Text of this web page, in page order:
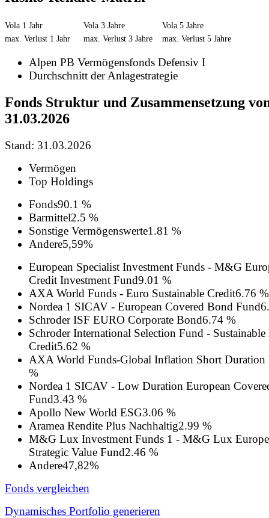
Vola 1 Jahr Vola 3 Jahre
Vola 5 Jahre
max. Verlust 1 Jahr
max. Verlust 3 Jahre max. Verlust 5 Jahre
Alpen PB Vermögensfonds Defensiv I
Durchschnitt der Anlagestrategie
Fonds Struktur und Zusammensetzung
31.03.2026
Stand: 31.03.2026
Vermögen
Top Holdings
Fonds90.1 %
Barmittel2.5 %
Sonstige Vermögenswerte1.81 %
Andere5,59%
European Specialist Investment Funds - M&G
Credit Investment Fund9.01 %
AXA World Funds - Euro Sustainable Credit6.76 %
Nordea 1 SICAV - European Covered Bond Fund
Schroder ISF EURO Corporate Bond6.74 %
Schroder International Selection Fund -
Credit5.62 %
AXA World Funds-Global Inflation Short Duration
%
Nordea 1 SICAV - Low Duration European
Fund3.43 %
Apollo New World ESG3.06 %
Aramea Rendite Plus Nachhaltig2.99 %
M&G Lux Investment Funds 1 - M&G Lux
Strategic Value Fund2.46 %
Andere47,82%
Fonds vergleichen
Dynamisches Portfolio generieren